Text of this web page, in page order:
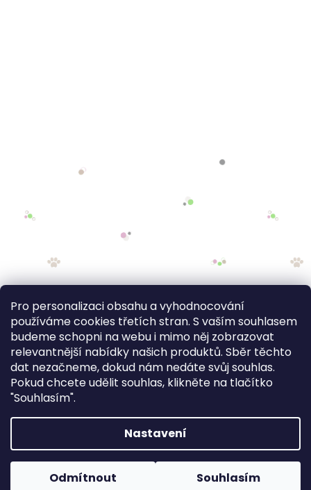
Pro personalizaci obsahu a vyhodnocování
používáme cookies třetích stran. S vaším souhlasem
budeme schopni na webu i mimo něj zobrazovat
relevantnější nabídky našich produktů. Sběr těchto
dat nezačneme, dokud nám nedáte svůj souhlas.
Pokud chcete udělit souhlas, klikněte na tlačítko
"Souhlasím".
Nastavení
Odmítnout Souhlasím